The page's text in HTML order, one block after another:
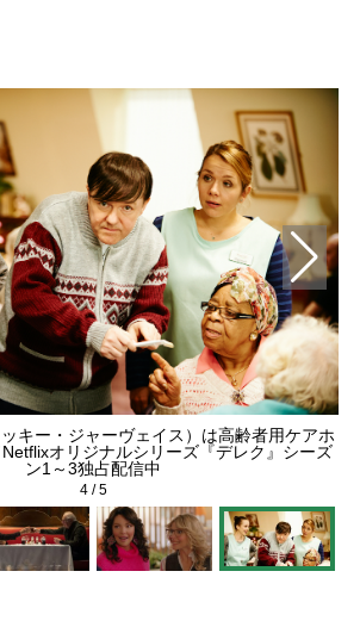
キー・ジャーヴェイス）は高齢者用ケアホ
オリジナルシリーズ『デレク』シーズ
ン1～3独占配信中
4/5